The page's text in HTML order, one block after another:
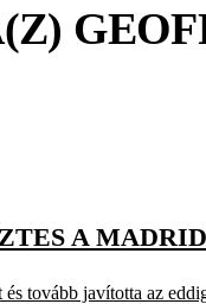
A
tovább javította az